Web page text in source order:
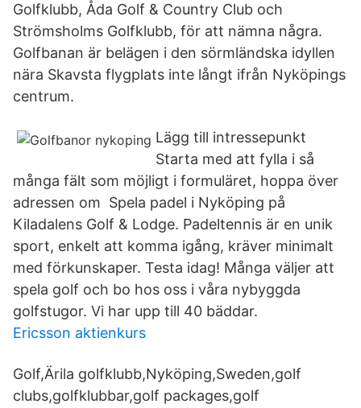
Golfklubb, Åda Golf & Country Club och
Strömsholms Golfklubb, för att nämna några.
Golfbanan är belägen i den sörmländska idyllen
nära Skavsta flygplats inte långt ifrån Nyköpings
centrum.
Lägg till intressepunkt
Starta med att fylla i så
många fält som möjligt i formuläret, hoppa över
adressen om Spela padel i Nyköping på
Kiladalens Golf & Lodge. Padeltennis är en unik
sport, enkelt att komma igång, kräver minimalt
med förkunskaper. Testa idag! Många väljer att
spela golf och bo hos oss i våra nybyggda
golfstugor. Vi har upp till 40 bäddar.
Ericsson aktienkurs
Golf,Ärila golfklubb,Nyköping,Sweden,golf
clubs,golfklubbar,golf packages,golf